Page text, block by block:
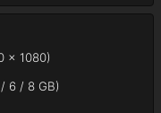
x 1080)
6 / 8 GB)